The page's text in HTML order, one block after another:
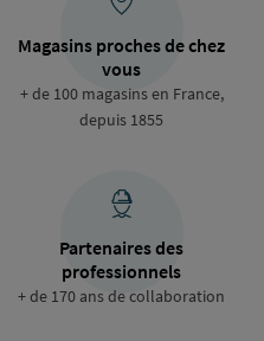
Magasins proches de chez
vous
+ de 100 magasins en France,
depuis 1855
Partenaires des
professionnels
+ de 170 ans de collaboration